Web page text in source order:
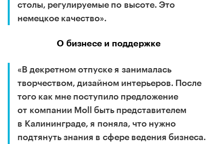
столы, регулируемые по высоте. Это
немецкое качество».
О бизнесе и поддержке
«В декретном отпуске я занималась
творчеством, дизайном интерьеров. После
того как мне поступило предложение
от компании Moll быть представителем
в Калининграде, я поняла, что нужно
подтянуть знания в сфере ведения бизнеса.